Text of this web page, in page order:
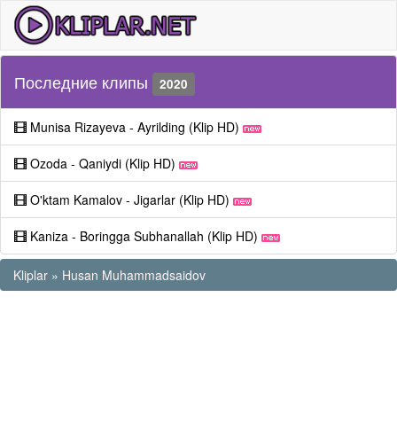
Последние клипы 2020
Munisa Rizayeva - Ayrilding (Klip HD)
Ozoda - Qaniydi (Klip HD)
O'ktam Kamalov - Jigarlar (Klip HD)
Kaniza - Boringga Subhanallah (Klip HD)
Kliplar » Husan Muhammadsaidov